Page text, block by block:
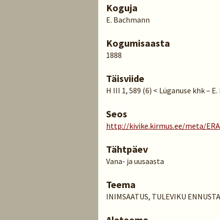
Koguja
E. Bachmann
Kogumisaasta
1888
Täisviide
H III 1, 589 (6) < Lüganuse khk –
Seos
http://kivike.kirmus.ee/meta/
Tähtpäev
Vana- ja uusaasta
Teema
INIMSAATUS, TULEVIKU